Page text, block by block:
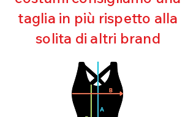
Asciugatura rapida
Bielastico
taglia in più rispetto alla
solita di altri brand